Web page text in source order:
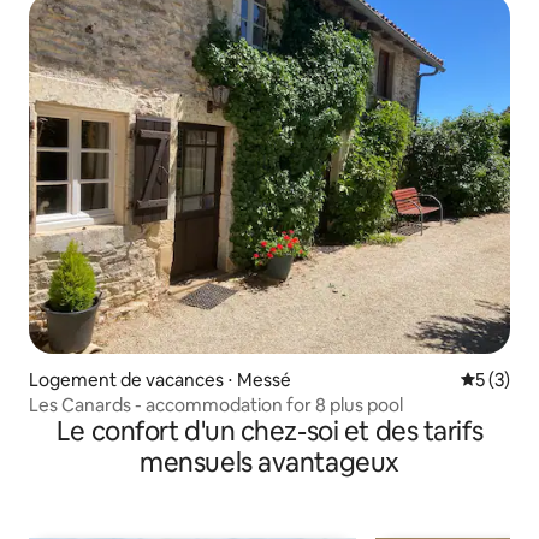
Logement de vacances ⋅ Messé
5 (3)
Les Canards - accommodation for 8 plus pool
Le confort d'un chez-soi et des tarifs
mensuels avantageux